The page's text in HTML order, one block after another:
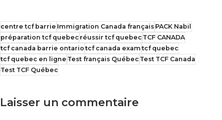
centre tcf barrie Immigration Canada françaisPACK Nabil
préparation tcf quebecréussir tcf quebecTCF CANADA
tcf canada barrie ontario tcf canada exam tcf quebec
tcf quebec en ligne Test français QuébecTest TCF Canada
Test TCF Québec
Laisser un commentaire